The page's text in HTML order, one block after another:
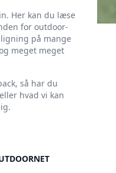
Her kan du læse
for outdoor-
på mange
meget meget
så har du
hvad vi kan